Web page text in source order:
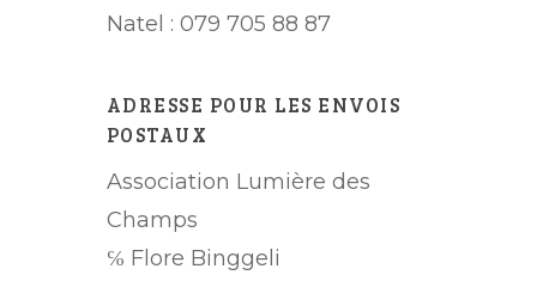
Natel : 079 705 88 87
ADRESSE POUR LES ENVOIS
POSTAUX
Association Lumière des
Champs
℅ Flore Binggeli